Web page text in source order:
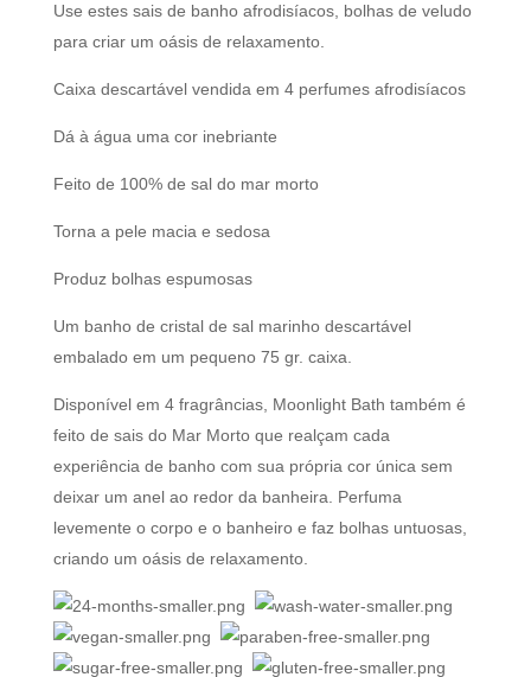
Use estes sais de banho afrodisíacos, bolhas de veludo
para criar um oásis de relaxamento.
Caixa descartável vendida em 4 perfumes afrodisíacos
Dá à água uma cor inebriante
Feito de 100% de sal do mar morto
Torna a pele macia e sedosa
Produz bolhas espumosas
Um banho de cristal de sal marinho descartável
embalado em um pequeno 75 gr. caixa.
Disponível em 4 fragrâncias, Moonlight Bath também é
feito de sais do Mar Morto que realçam cada
experiência de banho com sua própria cor única sem
deixar um anel ao redor da banheira. Perfuma
levemente o corpo e o banheiro e faz bolhas untuosas,
criando um oásis de relaxamento.